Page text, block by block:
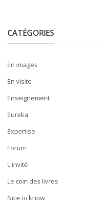
CATÉGORIES
En images
En visite
Enseignement
Eureka
Expertise
Forum
L'invité
Le coin des livres
Nice to know